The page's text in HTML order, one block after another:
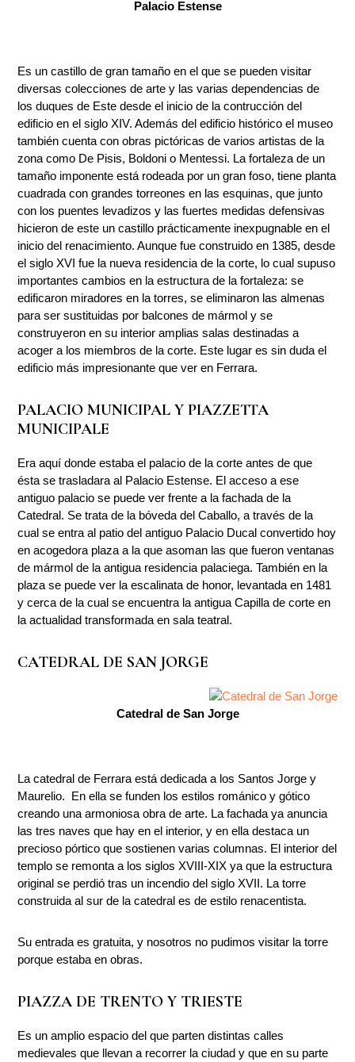
Palacio Estense
Es un castillo de gran tamaño en el que se pueden visitar
diversas colecciones de arte y las varias dependencias de
los duques de Este desde el inicio de la contrucción del
edificio en el siglo XIV. Además del edificio histórico el museo
también cuenta con obras pictóricas de varios artistas de la
zona como De Pisis, Boldoni o Mentessi. La fortaleza de un
tamaño imponente está rodeada por un gran foso, tiene planta
cuadrada con grandes torreones en las esquinas, que junto
con los puentes levadizos y las fuertes medidas defensivas
hicieron de este un castillo prácticamente inexpugnable en el
inicio del renacimiento. Aunque fue construido en 1385, desde
el siglo XVI fue la nueva residencia de la corte, lo cual supuso
importantes cambios en la estructura de la fortaleza: se
edificaron miradores en la torres, se eliminaron las almenas
para ser sustituidas por balcones de mármol y se
construyeron en su interior amplias salas destinadas a
acoger a los miembros de la corte. Este lugar es sin duda el
edificio más impresionante que ver en Ferrara.
PALACIO MUNICIPAL Y PIAZZETTA
MUNICIPALE
Era aquí donde estaba el palacio de la corte antes de que
ésta se trasladara al Palacio Estense. El acceso a ese
antiguo palacio se puede ver frente a la fachada de la
Catedral. Se trata de la bóveda del Caballo, a través de la
cual se entra al patio del antiguo Palacio Ducal convertido hoy
en acogedora plaza a la que asoman las que fueron ventanas
de mármol de la antigua residencia palaciega. También en la
plaza se puede ver la escalinata de honor, levantada en 1481
y cerca de la cual se encuentra la antigua Capilla de corte en
la actualidad transformada en sala teatral.
CATEDRAL DE SAN JORGE
Catedral de San Jorge
La catedral de Ferrara está dedicada a los Santos Jorge y
Maurelio. En ella se funden los estilos románico y gótico
creando una armoniosa obra de arte. La fachada ya anuncia
las tres naves que hay en el interior, y en ella destaca un
precioso pórtico que sostienen varias columnas. El interior del
templo se remonta a los siglos XVIII-XIX ya que la estructura
original se perdió tras un incendio del siglo XVII. La torre
construida al sur de la catedral es de estilo renacentista.
Su entrada es gratuita, y nosotros no pudimos visitar la torre
porque estaba en obras.
PIAZZA DE TRENTO Y TRIESTE
Es un amplio espacio del que parten distintas calles
medievales que llevan a recorrer la ciudad y que en su parte